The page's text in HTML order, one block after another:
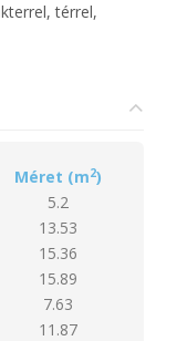
térrel,
Méret (m2)
5.2
13.53
15.36
15.89
7.63
11.87